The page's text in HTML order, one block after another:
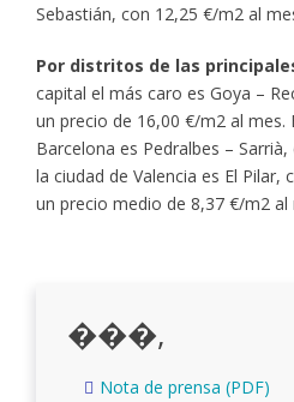
Sebastián, con 12,25 €/m2 al
Por distritos de las
capital el más caro es Goya –
un precio de 16,00 €/m2 al mes.
Barcelona es Pedralbes –
la ciudad de Valencia es El
un precio medio de 8,37 €/m2 al
���,
Nota de prensa (PDF)